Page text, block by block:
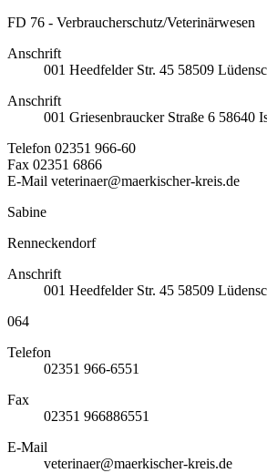
FD 76 - Verbraucherschutz/Veterinärwesen
Anschrift
001 Heedfelder Str. 45 58509
Anschrift
001 Griesenbraucker Straße 6 58640
Telefon 02351 966-60
Fax 02351 6866
E-Mail veterinaer@maerkischer-kreis.de
Sabine
Renneckendorf
Anschrift
001 Heedfelder Str. 45 58509
064
Telefon
02351 966-6551
Fax
02351 966886551
E-Mail
veterinaer@maerkischer-kreis.de